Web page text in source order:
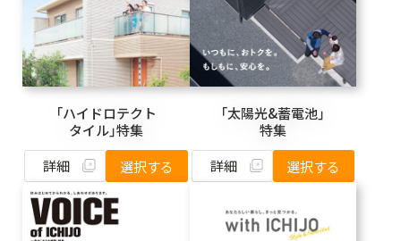
「ハイドロテクト
タイル」特集
詳細
選択する
「太陽光&蓄電池」
特集
詳細
選択する